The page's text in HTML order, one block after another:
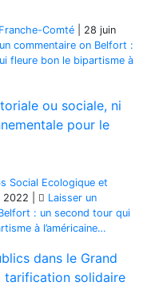
Comté
28 juin
commentaire on Belfort :
fleure bon le bipartisme à
ou sociale, ni
pour le
Social Ecologique et
2022
Laisser un
: un second tour qui
à l’américaine…
dans le Grand
tarification solidaire